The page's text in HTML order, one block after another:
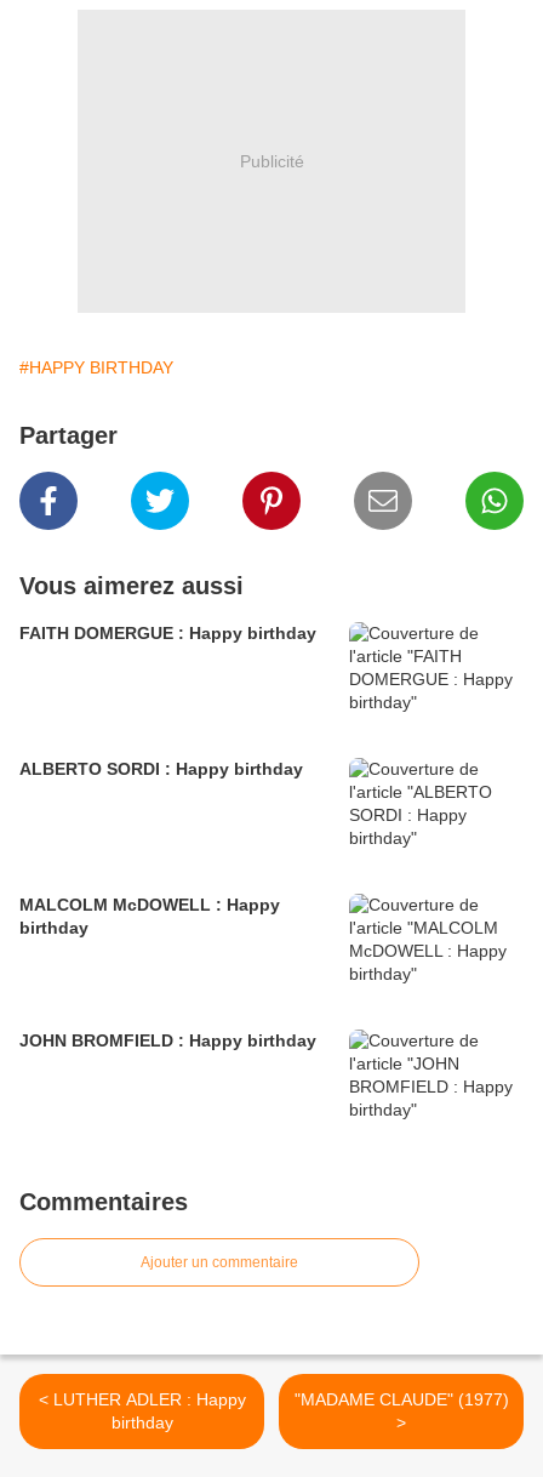
Publicité
#HAPPY BIRTHDAY
Partager
Vous aimerez aussi
FAITH DOMERGUE : Happy birthday
ALBERTO SORDI : Happy birthday
MALCOLM McDOWELL : Happy
birthday
JOHN BROMFIELD : Happy birthday
Commentaires
Ajouter un commentaire
< LUTHER ADLER : Happy
birthday
"MADAME CLAUDE" (1977)
>